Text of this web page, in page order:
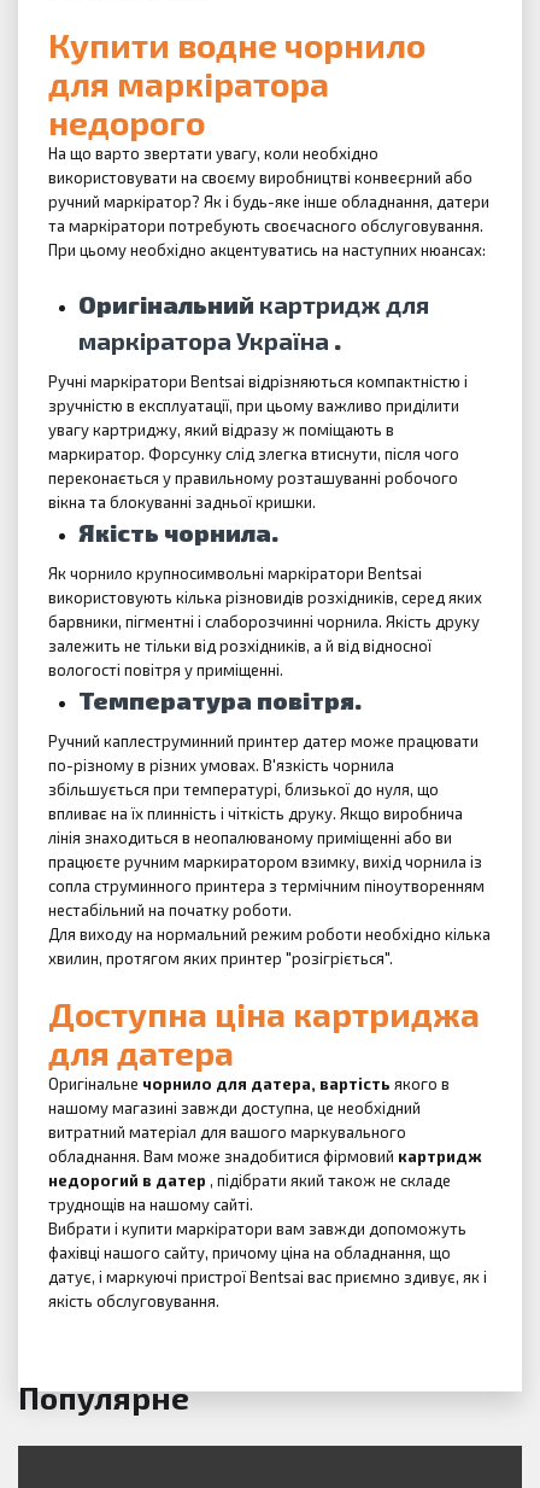
Купити водне чорнило
для маркіратора
недорого
На що варто звертати увагу, коли необхідно
використовувати на своєму виробництві конвеєрний або
ручний маркіратор? Як і будь-яке інше обладнання, датери
та маркіратори потребують своєчасного обслуговування.
При цьому необхідно акцентуватись на наступних нюансах:
Оригінальний картридж для
маркіратора Україна .
Ручні маркіратори Bentsai відрізняються компактністю і
зручністю в експлуатації, при цьому важливо приділити
увагу картриджу, який відразу ж поміщають в
маркиратор. Форсунку слід злегка втиснути, після чого
переконається у правильному розташуванні робочого
вікна та блокуванні задньої кришки.
Якість чорнила.
Як чорнило крупносимвольні маркіратори Bentsai
використовують кілька різновидів розхідників, серед яких
барвники, пігментні і слаборозчинні чорнила. Якість друку
залежить не тільки від розхідників, а й від відносної
вологості повітря у приміщенні.
Температура повітря.
Ручний каплеструминний принтер датер може працювати
по-різному в різних умовах. В'язкість чорнила
збільшується при температурі, близької до нуля, що
впливає на їх плинність і чіткість друку. Якщо виробнича
лінія знаходиться в неопалюваному приміщенні або ви
працюєте ручним маркиратором взимку, вихід чорнила із
сопла струминного принтера з термічним піноутворенням
нестабільний на початку роботи.
Для виходу на нормальний режим роботи необхідно кілька
хвилин, протягом яких принтер "розігріється".
Доступна ціна картриджа
для датера
Оригінальне чорнило для датера, вартість якого в
нашому магазині завжди доступна, це необхідний
витратний матеріал для вашого маркувального
обладнання. Вам може знадобитися фірмовий картридж
недорогий в датер , підібрати який також не складе
труднощів на нашому сайті.
Вибрати і купити маркіратори вам завжди допоможуть
фахівці нашого сайту, причому ціна на обладнання, що
датує, і маркуючі пристрої Bentsai вас приємно здивує, як і
якість обслуговування.
Популярне